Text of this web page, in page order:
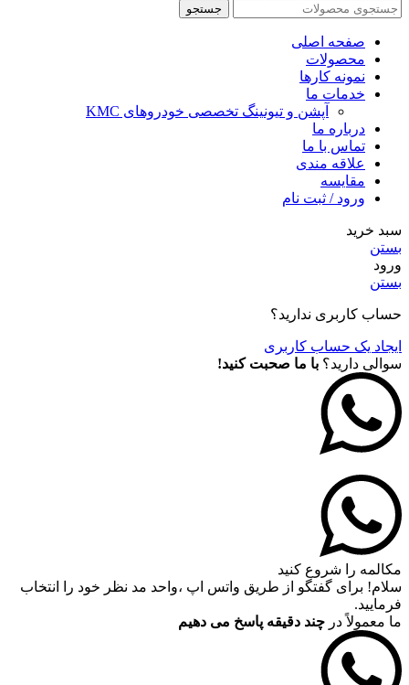
جستجو
صفحه اصلی
محصولات
نمونه کارها
خدمات ما
آپشن و تیونینگ تخصصی خودروهای KMC
درباره ما
تماس با ما
علاقه مندی
مقايسه
ورود / ثبت نام
سبد خرید
بستن
ورود
بستن
حساب کاربری ندارید؟
ایجاد یک حساب کاربری
سوالی دارید؟ با ما صحبت کنید!
مکالمه را شروع کنید
سلام! برای گفتگو از طریق واتس اپ ،واحد مد نظر خود را انتخاب
فرمایید.
ما معمولاً در چند دقیقه پاسخ می دهیم